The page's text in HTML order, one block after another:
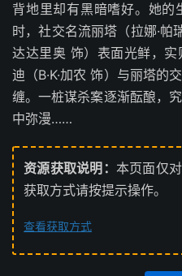
背地里却有黑暗嗜好。她的
时，社交名流丽塔（拉娜·帕
达达里奥 饰）表面光鲜，
迪（B·K·加农 饰）与丽塔的
缠。一桩谋杀案逐渐酝酿，
中弥漫……
资源获取说明： 本页面仅
获取方式请按提示操作。
查看获取方式